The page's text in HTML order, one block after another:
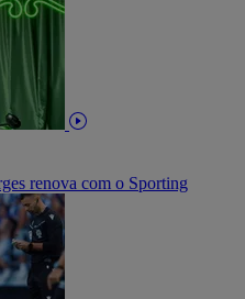
renova com o Sporting